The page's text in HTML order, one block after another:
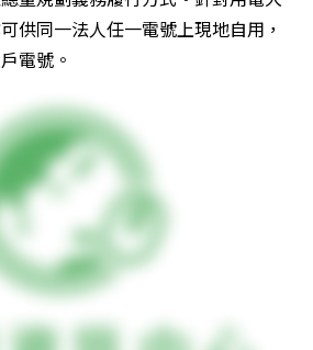
供同一法人任一電號上現地自用，
電號。